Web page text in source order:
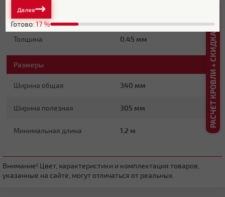
Основные характеристики
Толщина 0.45 мм
Размеры
Ширина общая 340 мм
Ширина полезная 305 мм
Минимальная длина 1.2 м
Внимание! Цвет, характеристики и комплектация товаров,
указанные на сайте, могут отличаться от реальных.
РАСЧЕТ КРОВЛИ + СКИДКА ДО 20%
Готово:17%
Далее